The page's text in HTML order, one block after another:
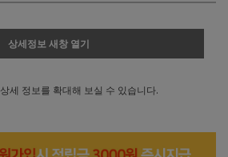
상세정보 새창 열기
상세 정보를 확대해 보실 수 있습니다.